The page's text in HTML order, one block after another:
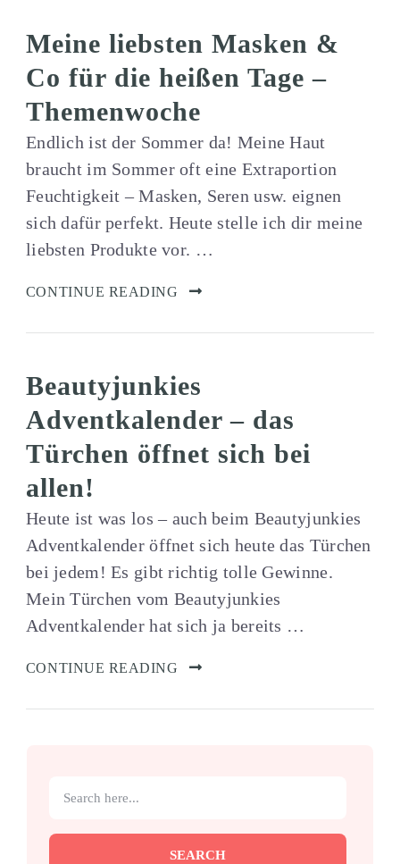
Meine liebsten Masken &
Co für die heißen Tage –
Themenwoche
Endlich ist der Sommer da! Meine Haut
braucht im Sommer oft eine Extraportion
Feuchtigkeit – Masken, Seren usw. eignen
sich dafür perfekt. Heute stelle ich dir meine
liebsten Produkte vor. …
CONTINUE READING
Beautyjunkies
Adventkalender – das
Türchen öffnet sich bei
allen!
Heute ist was los – auch beim Beautyjunkies
Adventkalender öffnet sich heute das Türchen
bei jedem! Es gibt richtig tolle Gewinne.
Mein Türchen vom Beautyjunkies
Adventkalender hat sich ja bereits …
CONTINUE READING
SEARCH